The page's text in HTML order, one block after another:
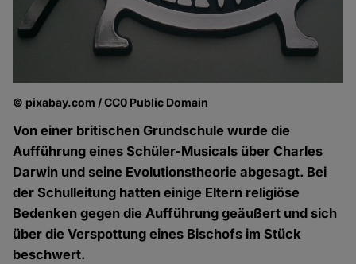
© pixabay.com / CC0 Public Domain
Von einer britischen Grundschule wurde die
Aufführung eines Schüler-Musicals über Charles
Darwin und seine Evolutionstheorie abgesagt. Bei
der Schulleitung hatten einige Eltern religiöse
Bedenken gegen die Aufführung geäußert und sich
über die Verspottung eines Bischofs im Stück
beschwert.